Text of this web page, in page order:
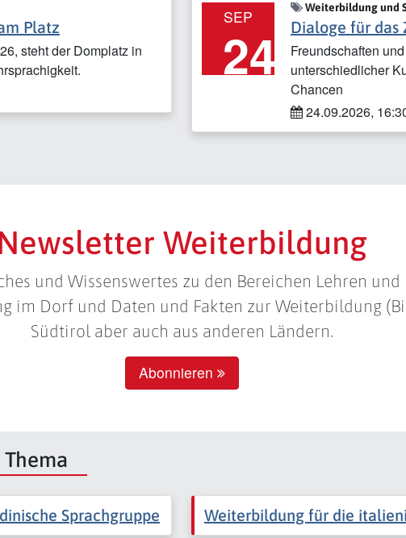
Platz
steht der Domplatz in
SEP
24
Weiterbildung und
Dialoge für das
Freundschaften
unterschiedlicher
Chancen
24.09.2026,
Weiterbildung
und Wissenswertes zu den Bereichen Lehren und
im Dorf und Daten und Fakten zur Weiterbildung
Südtirol aber auch aus anderen Ländern.
Abonnieren
Sprachgruppe Weiterbildung für die